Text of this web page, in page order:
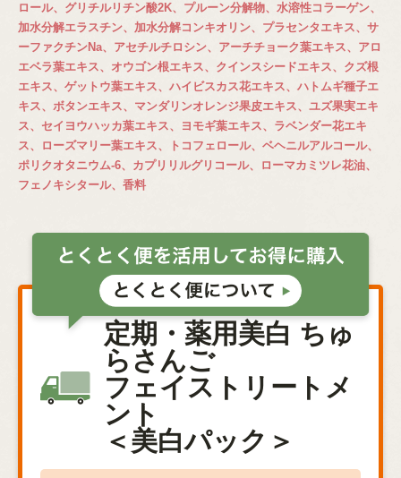
ロール、グリチルリチン酸2K、プルーン分解物、水溶性コラーゲン、
加水分解エラスチン、加水分解コンキオリン、プラセンタエキス、サ
ーファクチンNa、アセチルチロシン、アーチチョーク葉エキス、アロ
エベラ葉エキス、オウゴン根エキス、クインスシードエキス、クズ根
エキス、ゲットウ葉エキス、ハイビスカス花エキス、ハトムギ種子エ
キス、ボタンエキス、マンダリンオレンジ果皮エキス、ユズ果実エキ
ス、セイヨウハッカ葉エキス、ヨモギ葉エキス、ラベンダー花エキ
ス、ローズマリー葉エキス、トコフェロール、ベヘニルアルコール、
ポリクオタニウム-6、カプリリルグリコール、ローマカミツレ花油、
フェノキシタール、香料
定期・薬用美白 ちゅ
らさんご
フェイストリートメ
ント
＜美白パック＞